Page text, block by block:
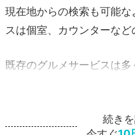
現在地からの検索も可能
スは個室、カウンターなど
既存のグルメサービスは
続き